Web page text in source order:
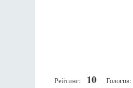
Рейтинг: 10 Голосов: